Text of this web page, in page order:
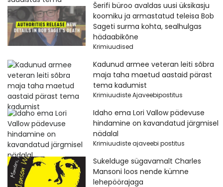
Šerifi büroo avaldas uusi üksikasju
koomiku ja armastatud teleisa Bob
Sageti surma kohta, sealhulgas
hädaabikõne
Krimiuudised
Kadunud armee veteran leiti sõbra
maja taha maetud aastaid pärast
tema kadumist
Krimiuudiste Ajaveebipostitus
Idaho ema Lori Vallow pädevuse
hindamine on kavandatud järgmisel
nädalal
Krimiuudiste ajaveebi postitus
Sukelduge sügavamalt Charles
Mansoni loos nende kümne
lehepöörajaga